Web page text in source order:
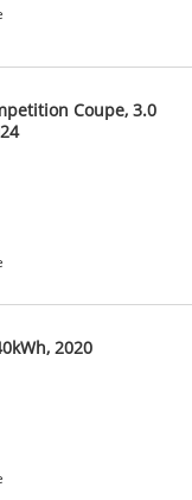
Coupe, 3.0
2020